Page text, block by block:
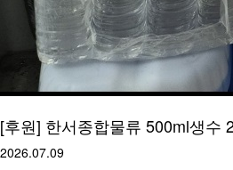
[후원] 한서종합물류 500ml생수
2026.07.09